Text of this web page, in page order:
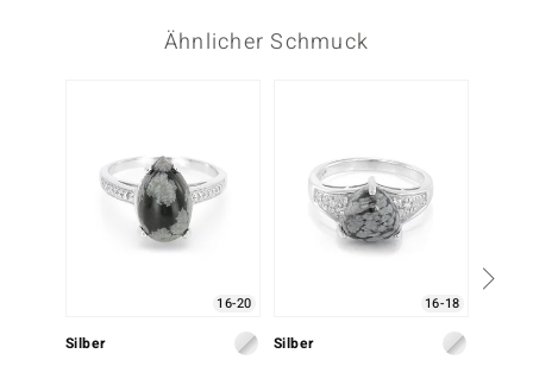
Ähnlicher Schmuck
16-20
Silber
16-18
Silber